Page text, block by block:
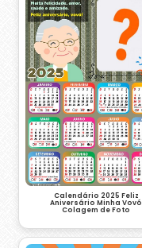
Calendário 2025 Feliz
Aniversário Minha Vovó
Colagem de Foto